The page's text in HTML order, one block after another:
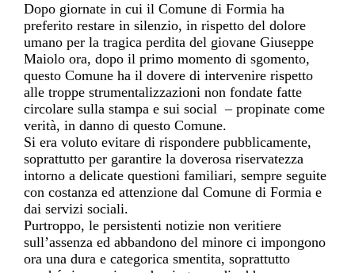
Dopo giornate in cui il Comune di Formia ha
preferito restare in silenzio, in rispetto del dolore
umano per la tragica perdita del giovane Giuseppe
Maiolo ora, dopo il primo momento di sgomento,
questo Comune ha il dovere di intervenire rispetto
alle troppe strumentalizzazioni non fondate fatte
circolare sulla stampa e sui social – propinate come
verità, in danno di questo Comune.
Si era voluto evitare di rispondere pubblicamente,
soprattutto per garantire la doverosa riservatezza
intorno a delicate questioni familiari, sempre seguite
con costanza ed attenzione dal Comune di Formia e
dai servizi sociali.
Purtroppo, le persistenti notizie non veritiere
sull’assenza ed abbandono del minore ci impongono
ora una dura e categorica smentita, soprattutto